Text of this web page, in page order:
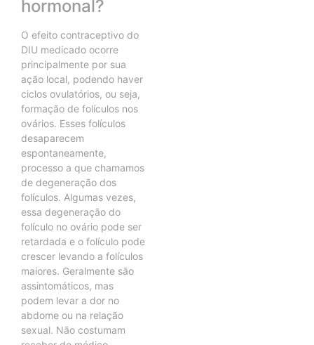
hormonal?
O efeito contraceptivo do
DIU medicado ocorre
principalmente por sua
ação local, podendo haver
ciclos ovulatórios, ou seja,
formação de folículos nos
ovários. Esses folículos
desaparecem
espontaneamente,
processo a que chamamos
de degeneração dos
folículos. Algumas vezes,
essa degeneração do
folículo no ovário pode ser
retardada e o folículo pode
crescer levando a folículos
maiores. Geralmente são
assintomáticos, mas
podem levar a dor no
abdome ou na relação
sexual. Não costumam